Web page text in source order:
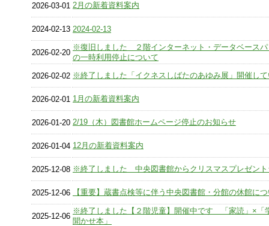
2026-03-01 2月の新着資料案内
2024-02-13 2024-02-13
2026-02-20
※復旧しました ２階インターネット・データベースパ
の一時利用停止について
2026-02-02 ※終了しました「イクネスしばたのあゆみ展」開催し
2026-02-01 1月の新着資料案内
2026-01-20 2/19（木）図書館ホームページ停止のお知らせ
2026-01-04 12月の新着資料案内
2025-12-08 ※終了しました 中央図書館からクリスマスプレゼン
2025-12-06 【重要】蔵書点検等に伴う中央図書館・分館の休館に
2025-12-06
※終了しました【２階児童】開催中です 「家読」×「
聞かせ本」